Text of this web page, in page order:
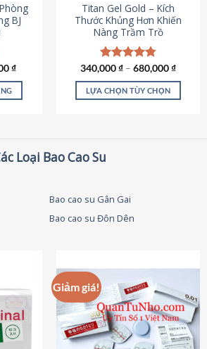
chọn
trên
trang
sản
phẩm
BJ
₫.
₫Giá
tại
Titan Gel Gold – Kích
Thước Khủng Hơn Khiến
Nàng Trầm Trồ
Được xếp
hạng4.79
5 sao
340,000₫ – 680,000₫
LỰA CHỌN TÙY CHỌN
thể.
tùy
thể
được
chọn
trên
trang
sản
Loại Bao Cao Su
Bao cao su Gân Gai
Bao cao su Đôn Dên
Giảm giá!